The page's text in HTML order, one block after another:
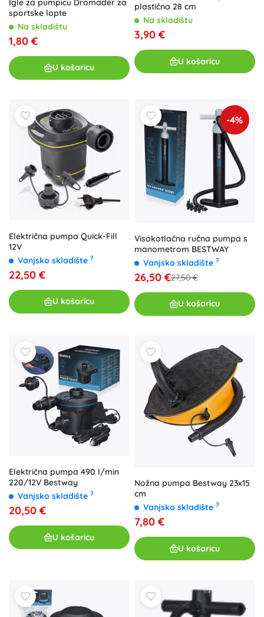
Igle za pumpicu Dromader za
sportske lopte
Na skladištu
1,80 €
U košaricu
plastična 28 cm
Na skladištu
3,90 €
U košaricu
Električna pumpa Quick-Fill
12V
Vanjsko skladište ?
22,50 €
U košaricu
-4%
Visokotlačna ručna pumpa s
manometrom BESTWAY
Vanjsko skladište ?
26,50 €27,50 €
U košaricu
Električna pumpa 490 l/min
220/12V Bestway
Vanjsko skladište ?
20,50 €
U košaricu
Nožna pumpa Bestway 23x15
cm
Vanjsko skladište ?
7,80 €
U košaricu